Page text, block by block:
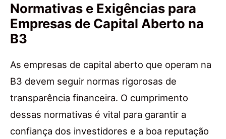
Normativas e Exigências para
Empresas de Capital Aberto na
B3
As empresas de capital aberto que operam na
B3 devem seguir normas rigorosas de
transparência financeira. O cumprimento
dessas normativas é vital para garantir a
confiança dos investidores e a boa reputação